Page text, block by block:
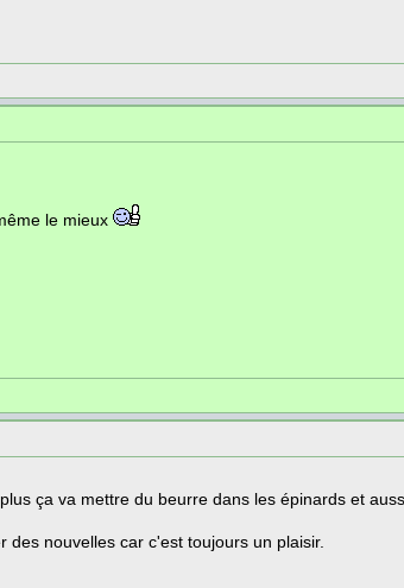
le mieux
ça va mettre du beurre dans les épinards et
nouvelles car c'est toujours un plaisir.